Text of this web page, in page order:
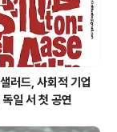
러드, 사회적 기업
일 서 첫 공연